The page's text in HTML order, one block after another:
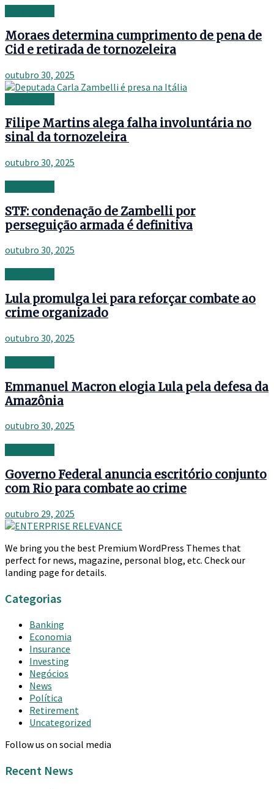
Moraes determina cumprimento de pena de
Cid e retirada de tornozeleira
outubro 30, 2025
Filipe Martins alega falha involuntária no
sinal da tornozeleira
outubro 30, 2025
STF: condenação de Zambelli por
perseguição armada é definitiva
outubro 30, 2025
Lula promulga lei para reforçar combate ao
crime organizado
outubro 30, 2025
Emmanuel Macron elogia Lula pela defesa da
Amazônia
outubro 30, 2025
Governo Federal anuncia escritório conjunto
com Rio para combate ao crime
outubro 29, 2025
We bring you the best Premium WordPress Themes that
perfect for news, magazine, personal blog, etc. Check our
landing page for details.
Categorias
Banking
Economia
Insurance
Investing
Negócios
News
Política
Retirement
Uncategorized
Follow us on social media
Recent News